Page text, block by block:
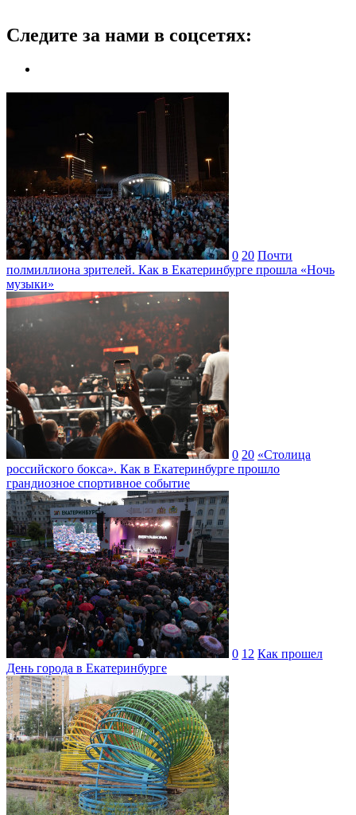
Следите за нами в соцсетях:
0 20 Почти
полмиллиона зрителей. Как в Екатеринбурге прошла «Ночь
музыки»
0 20 «Столица
российского бокса». Как в Екатеринбурге прошло
грандиозное спортивное событие
0 12 Как прошел
День города в Екатеринбурге